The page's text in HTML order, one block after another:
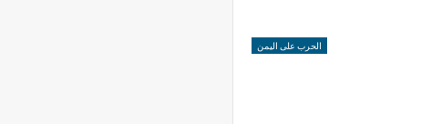
الحرب على اليمن